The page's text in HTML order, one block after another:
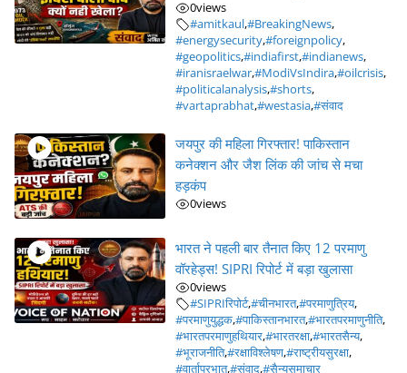
0views
#amitkaul,#BreakingNews,
#energysecurity,#foreignpolicy,
#geopolitics,#indiafirst,#indianews,
#iranisraelwar,#ModiVsIndira,#oilcrisis,
#politicalanalysis,#shorts,
#vartaprabhat,#westasia,#संवाद
जयपुर की महिला गिरफ्तार! पाकिस्तान
कनेक्शन और जैश लिंक की जांच से मचा
हड़कंप
0views
भारत ने पहली बार तैनात किए 12 परमाणु
वॉरहेड्स! SIPRI रिपोर्ट में बड़ा खुलासा
0views
#SIPRIरिपोर्ट,#चीनभारत,#परमाणुत्रिय,
#परमाणुयुद्धक,#पाकिस्तानभारत,#भारतपरमाणुनीति,
#भारतपरमाणुहथियार,#भारतरक्षा,#भारतसैन्य,
#भूराजनीति,#रक्षाविश्लेषण,#राष्ट्रीयसुरक्षा,
#वार्ताप्रभात,#संवाद,#सैन्यसमाचार